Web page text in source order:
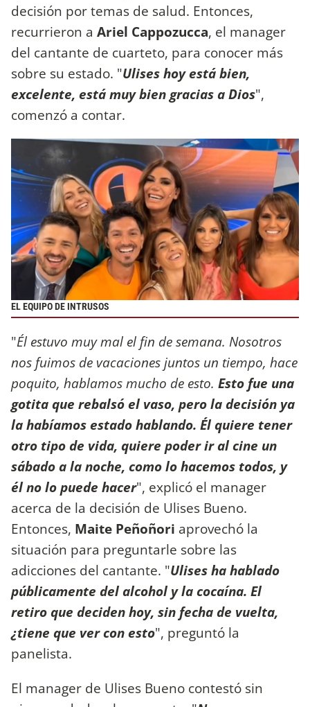
decisión por temas de salud. Entonces,
recurrieron a Ariel Cappozucca, el manager
del cantante de cuarteto, para conocer más
sobre su estado. "Ulises hoy está bien,
excelente, está muy bien gracias a Dios",
comenzó a contar.
EL EQUIPO DE INTRUSOS
"Él estuvo muy mal el fin de semana. Nosotros
nos fuimos de vacaciones juntos un tiempo, hace
poquito, hablamos mucho de esto. Esto fue una
gotita que rebalsó el vaso, pero la decisión ya
la habíamos estado hablando. Él quiere tener
otro tipo de vida, quiere poder ir al cine un
sábado a la noche, como lo hacemos todos, y
él no lo puede hacer", explicó el manager
acerca de la decisión de Ulises Bueno.
Entonces, Maite Peñoñori aprovechó la
situación para preguntarle sobre las
adicciones del cantante. "Ulises ha hablado
públicamente del alcohol y la cocaína. El
retiro que deciden hoy, sin fecha de vuelta,
¿tiene que ver con esto", preguntó la
panelista.
El manager de Ulises Bueno contestó sin